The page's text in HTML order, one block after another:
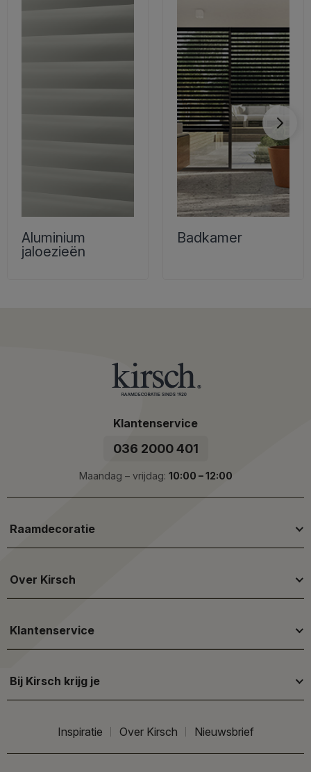
Aluminium
jaloezieën
Badkamer
Klantenservice
036 2000 401
Maandag – vrijdag: 10:00 – 12:00
Raamdecoratie
Over Kirsch
Klantenservice
Bij Kirsch krijg je
Inspiratie Over Kirsch Nieuwsbrief